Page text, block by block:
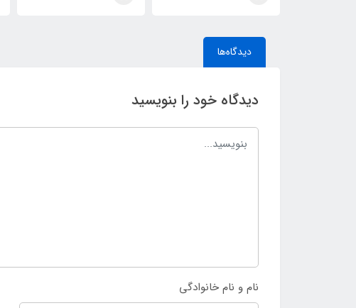
دیدگاه‌ها
دیدگاه خود را بنویسید
نام و نام خانوادگی